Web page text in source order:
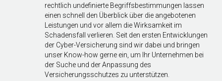
rechtlich undefinierte Begriffsbestimmungen lassen
einen schnell den Überblick über die angebotenen
Leistungen und vor allem die Wirksamkeit im
Schadensfall verlieren. Seit den ersten Entwicklungen
der Cyber-Versicherung sind wir dabei und bringen
unser Know-how gerne ein, um Ihr Unternehmen bei
der Suche und der Anpassung des
Versicherungsschutzes zu unterstützen.